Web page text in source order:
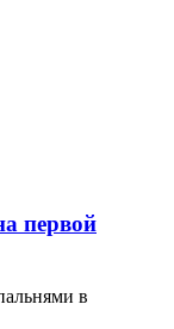
первой
в